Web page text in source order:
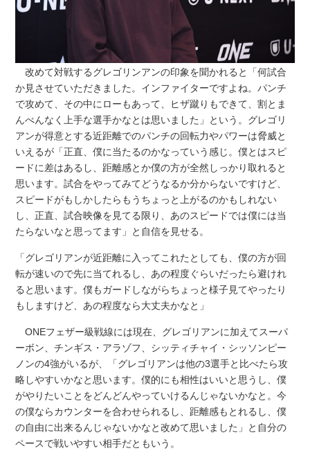
改めて対戦するグレゴリンアンの印象を聞かれると「何試合
か見させていただきました。インファイターですよね。パンチ
で攻めて、その中にローもあって、ヒザ蹴りもできて、割とま
んべんなく上手な選手かなとは思いました」という。グレゴリ
アンが得意とする近距離でのパンチの回転力やパワーは脅威と
いえるが「正直、僕に当たるのかなっていう感じ。僕とはスピ
ードに差はあるし、距離感とか僕の方が全然しっかり取れると
思います。試合をやってみてどうなるか分からないですけど、
スピードがもしかしたらもうちょっと上がるのかもしれない
し、正直、試合映像を見てる限り、あのスピードでは僕には当
たらないなと思ってます」と自信を見せる。
「グレゴリアンが近距離に入ってこれたとしても、僕の方が回
転が速いので先に当てれるし、あの程度ぐらいだったら避けれ
ると思います。僕もガードしながらちょっと様子見てやったり
もしますけど、あの程度なら大丈夫かなと」
ONEフェザー級戦線には現在、グレゴリアンに加えてスーパ
ーボン、チンギス・アラゾフ、シッティチャイ・シッソンピー
ノンの4強がいるが、「グレゴリアンは他の3選手と比べたら攻
略しやすいかなと思います。僕的にも相性はいいと思うし、僕
がやりたいことをどんどんやっていけるんじゃないかなと。今
の僕ならカウンターを合わせられるし、距離感もとれるし、僕
の自由に出来るんじゃないかなと改めて思いました」と自分の
ペースで戦いやすい相手だともいう。